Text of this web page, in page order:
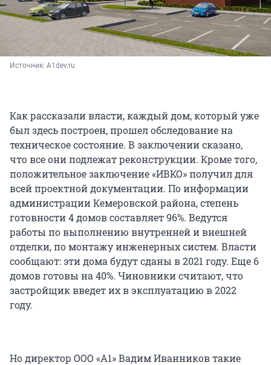
Источник: A1dev.ru
Как рассказали власти, каждый дом, который уже
был здесь построен, прошел обследование на
техническое состояние. В заключении сказано,
что все они подлежат реконструкции. Кроме того,
положительное заключение «ИВКО» получил для
всей проектной документации. По информации
администрации Кемеровской района, степень
готовности 4 домов составляет 96%. Ведутся
работы по выполнению внутренней и внешней
отделки, по монтажу инженерных систем. Власти
сообщают: эти дома будут сданы в 2021 году. Еще 6
домов готовы на 40%. Чиновники считают, что
застройщик введет их в эксплуатацию в 2022
году.
Но директор ООО «А1» Вадим Иванников такие